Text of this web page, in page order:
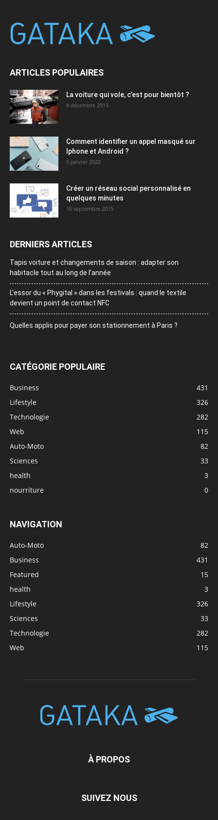
ARTICLES POPULAIRES
La voiture qui vole, c’est pour bientôt ?
8 décembre 2015
Comment identifier un appel masqué sur
Iphone et Android ?
5 janvier 2020
Créer un réseau social personnalisé en
quelques minutes
16 septembre 2015
DERNIERS ARTICLES
Tapis voiture et changements de saison : adapter son
habitacle tout au long de l’année
L’essor du « Phygital » dans les festivals : quand le textile
devient un point de contact NFC
Quelles applis pour payer son stationnement à Paris ?
CATÉGORIE POPULAIRE
Business
431
Lifestyle
326
Technologie
282
Web
115
Auto-Moto
82
Sciences
33
health
3
nourriture
0
NAVIGATION
Auto-Moto
82
Business
431
Featured
15
health
3
Lifestyle
326
Sciences
33
Technologie
282
Web
115
À PROPOS
SUIVEZ NOUS